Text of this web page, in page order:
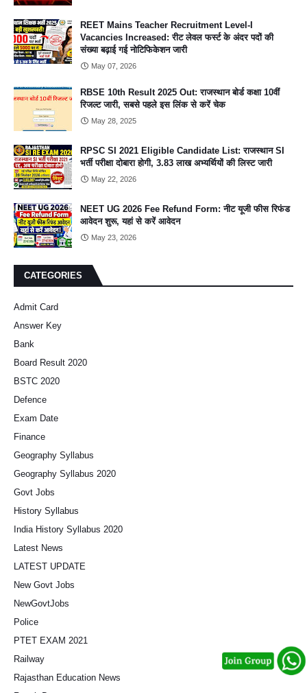
REET Mains Teacher Recruitment Level-I
Vacancies Increased: रीट लेवल फर्स्ट के अंदर पदों की
संख्या बढ़ाई गई नोटिफिकेशन जारी
May 07, 2026
RBSE 10th Result 2025 Out: राजस्थान बोर्ड कक्षा 10वीं
रिजल्ट जारी, सबसे पहले इस लिंक से करें चेक
May 28, 2025
RPSC SI 2021 Eligible Candidate List: राजस्थान SI
भर्ती परीक्षा दोबारा होगी, 3.83 लाख अभ्यर्थियों की लिस्ट जारी
May 22, 2026
NEET UG 2026 Fee Refund Form: नीट यूजी फीस रिफंड
आवेदन शुरू, यहां से करें आवेदन
May 23, 2026
CATEGORIES
Admit Card
Answer Key
Bank
Board Result 2020
BSTC 2020
Defence
Exam Date
Finance
Geography Syllabus
Geography Syllabus 2020
Govt Jobs
History Syllabus
India History Syllabus 2020
Latest News
LATEST UPDATE
New Govt Jobs
NewGovtJobs
Police
PTET EXAM 2021
Railway
Rajasthan Education News